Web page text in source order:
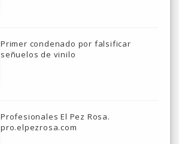
Primer condenado por falsificar
señuelos de vinilo
Profesionales El Pez Rosa.
pro.elpezrosa.com